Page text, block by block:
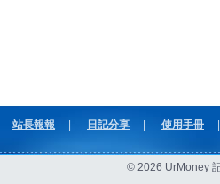
站長報報 日記分享 使用手冊
© 2026 UrMoney